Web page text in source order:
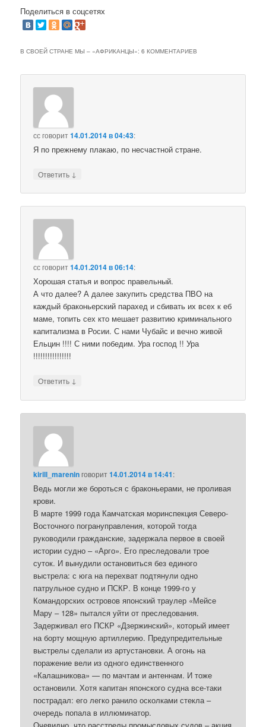
Поделиться в соцсетях
В СВОЕЙ СТРАНЕ МЫ – «АФРИКАНЦЫ»: 6 КОММЕНТАРИЕВ
ссговорит14.01.2014 в 04:43:
Я по прежнему плакаю, по несчастной стране.
Ответить ↓
ссговорит14.01.2014 в 06:14:
Хорошая статья и вопрос правельный.
А что далее? А далее закупить средства ПВО на
каждый браконьерский парахед и сбивать их всех к еб
маме, топить сех кто мешает развитию криминального
капитализма в Росии. С нами Чубайс и вечно живой
Ельцин !!!! С ними победим. Ура господ !! Ура
!!!!!!!!!!!!!!!!
Ответить ↓
kirill_marenin говорит14.01.2014 в 14:41:
Ведь могли же бороться с браконьерами, не проливая
крови.
В марте 1999 года Камчатская моринспекция Северо-
Восточного погрануправления, которой тогда
руководили гражданские, задержала первое в своей
истории судно – «Арго». Его преследовали трое
суток. И вынудили остановиться без единого
выстрела: с юга на перехват подтянули одно
патрульное судно и ПСКР. В конце 1999-го у
Командорских островов японский траулер «Мейсе
Мару – 128» пытался уйти от преследования.
Задерживал его ПСКР «Дзержинский», который имеет
на борту мощную артиллерию. Предупредительные
выстрелы сделали из артустановки. А огонь на
поражение вели из одного единственного
«Калашникова» — по мачтам и антеннам. И тоже
остановили. Хотя капитан японского судна все-таки
пострадал: его легко ранило осколками стекла –
очередь попала в иллюминатор.